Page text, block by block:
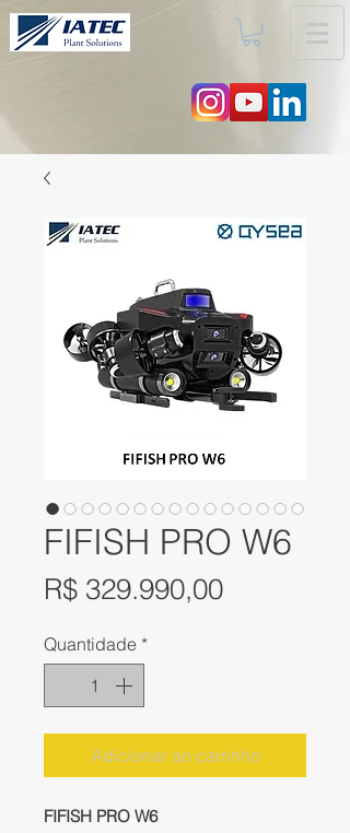
FIFISH PRO W6
R$ 329.990,00Preço
Quantidade *
Adicionar ao carrinho
FIFISH PRO W6